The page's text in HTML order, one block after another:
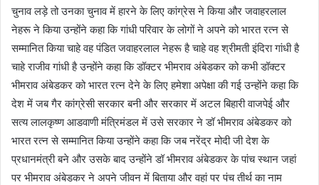
चुनाव लड़े तो उनका चुनाव में हारने के लिए कांग्रेस ने किया और जवाहरलाल
नेहरू ने किया उन्होंने कहा कि गांधी परिवार के लोगों ने अपने को भारत रत्न से
सम्मानित किया चाहे वह पंडित जवाहरलाल नेहरू है चाहे वह श्रीमती इंदिरा गांधी है
चाहे राजीव गांधी है उन्होंने कहा कि डॉक्टर भीमराव अंबेडकर को कभी डॉक्टर
भीमराव अंबेडकर को भारत रत्न देने के लिए हमेशा अपेक्षा की गई उन्होंने कहा कि
देश में जब गैर कांग्रेसी सरकार बनी और सरकार में अटल बिहारी वाजपेई और
सत्य लालकृष्ण आडवाणी मंत्रिमंडल में उसे सरकार ने डॉ भीमराव अंबेडकर को
भारत रत्न से सम्मानित किया उन्होंने कहा कि जब नरेंद्र मोदी जी देश के
प्रधानमंत्री बने और उसके बाद उन्होंने डॉ भीमराव अंबेडकर के पांच स्थान जहां
पर भीमराव अंबेडकर ने अपने जीवन में बिताया और वहां पर पंच तीर्थ का नाम